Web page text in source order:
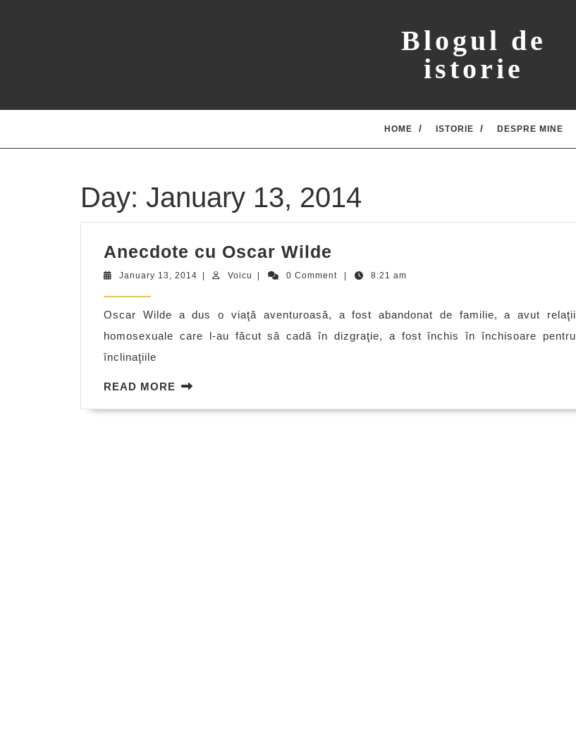
Blogul de
istorie
HOME ISTORIE DESPRE MINE
Day: January 13, 2014
Anecdote cu Oscar Wilde
cu
Wilde
January 13, 2014 JanuaryVoicu Voicu 0 Comment 8:21 am
Oscar Wilde a dus o viaţă aventuroasă, a fost abandonat de familie, a avut relaţii
homosexuale care l-au făcut să cadă în dizgraţie, a fost închis în închisoare pentru
înclinaţiile
READ MORE READ